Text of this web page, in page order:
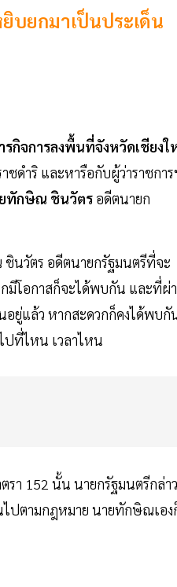
บยกมาเป็นประเด็น
รกิจการลงพื้นที่จังหวัดเชียงใ
ดำริ และหารือกับผู้ว่าราชการ
ทักษิณ ชินวัตร อดีตนายก
นวัตร อดีตนายกรัฐมนตรีที่จะ
มีโอกาสก็จะได้พบกัน และที่ผ่
อยู่แล้ว หากสะดวกก็คงได้พบกั
ปที่ไหน เวลาไหน
รา 152 นั้น นายกรัฐมนตรีกล่าว
ปตามกฎหมาย นายทักษิณเอง